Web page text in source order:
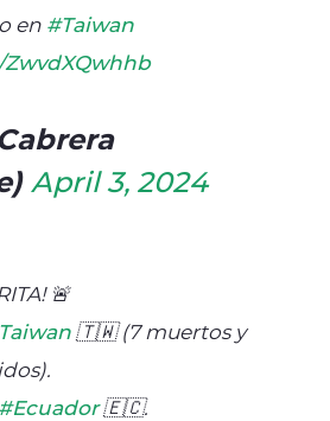
en #Taiwan
April 3, 2024
🚨
🇹🇼 (7 muertos y
#Ecuador🇪🇨.